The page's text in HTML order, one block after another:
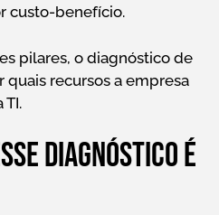
custo-benefício.
pilares, o diagnóstico de
recursos a empresa
TI.
diagnóstico é